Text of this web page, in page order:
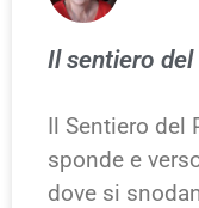
Il sentiero del
Il Sentiero del
sponde e
dove si